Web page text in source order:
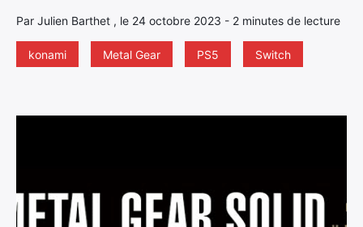
Par Julien Barthet , le 24 octobre 2023 - 2 minutes de lecture
konami Metal Gear PS5 Switch